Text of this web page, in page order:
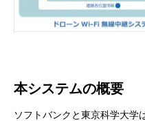
本システムの概要
ソフトバンクと東京科学大学